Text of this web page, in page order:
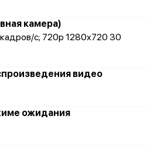
камера)
с; 720p 1280x720 30
видео
ожидания